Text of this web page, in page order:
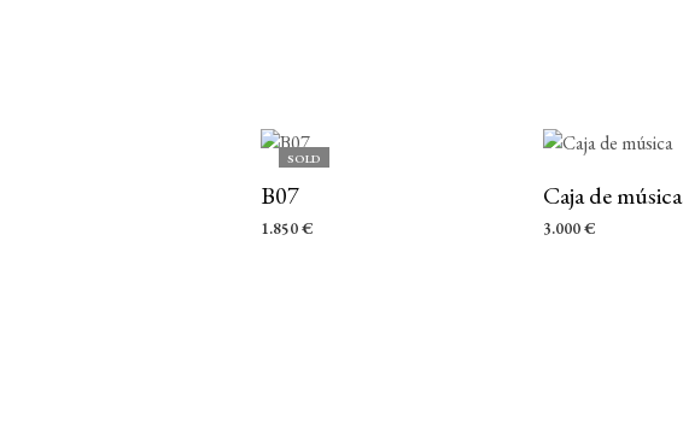
SOLD
B07
1.850€
Caja de música
3.000€